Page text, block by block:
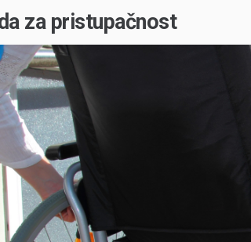
za pristupačnost